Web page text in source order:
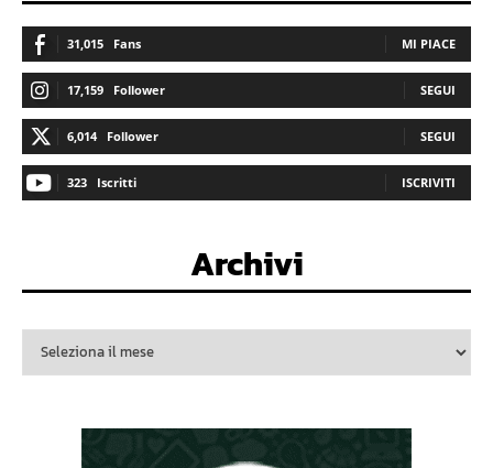
31,015 Fans MI PIACE
17,159 Follower SEGUI
6,014 Follower SEGUI
323 Iscritti ISCRIVITI
Archivi